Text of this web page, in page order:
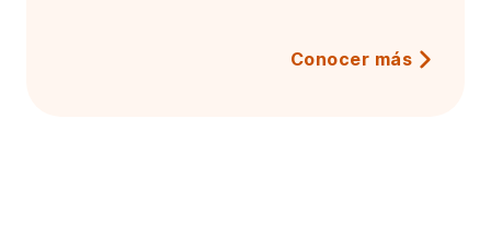
Conocer más